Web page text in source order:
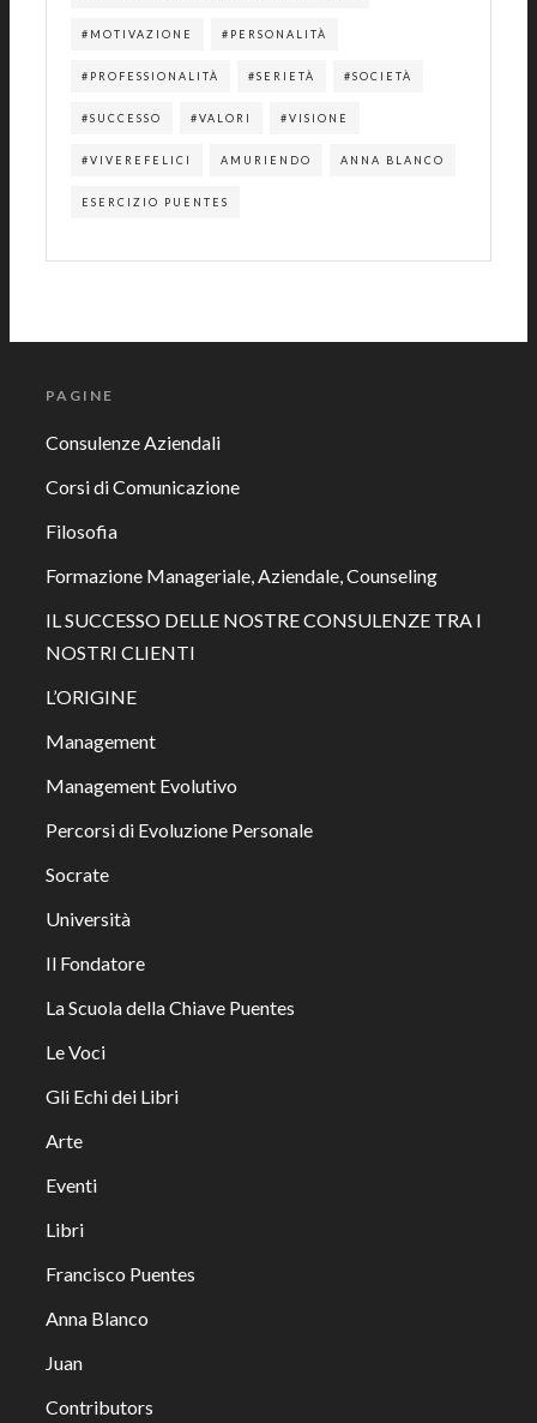
#MOTIVAZIONE #PERSONALITÀ
#PROFESSIONALITÀ #SERIETÀ #SOCIETÀ
#SUCCESSO #VALORI #VISIONE
#VIVEREFELICI AMURIENDO ANNA BLANCO
ESERCIZIO PUENTES
PAGINE
Consulenze Aziendali
Corsi di Comunicazione
Filosofia
Formazione Manageriale, Aziendale, Counseling
IL SUCCESSO DELLE NOSTRE CONSULENZE TRA I
NOSTRI CLIENTI
L’ORIGINE
Management
Management Evolutivo
Percorsi di Evoluzione Personale
Socrate
Università
Il Fondatore
La Scuola della Chiave Puentes
Le Voci
Gli Echi dei Libri
Arte
Eventi
Libri
Francisco Puentes
Anna Blanco
Juan
Contributors